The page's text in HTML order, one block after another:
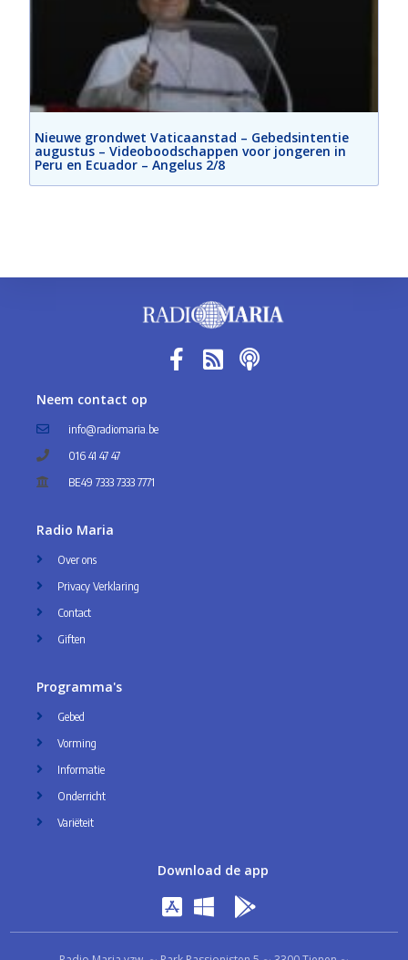
Nieuwe grondwet Vaticaanstad – Gebedsintentie
augustus – Videoboodschappen voor jongeren in
Peru en Ecuador – Angelus 2/8
Neem contact op
info@radiomaria.be
016 41 47 47
BE49 7333 7333 7771
Radio Maria
Over ons
Privacy Verklaring
Contact
Giften
Programma's
Gebed
Vorming
Informatie
Onderricht
Variëteit
Download de app